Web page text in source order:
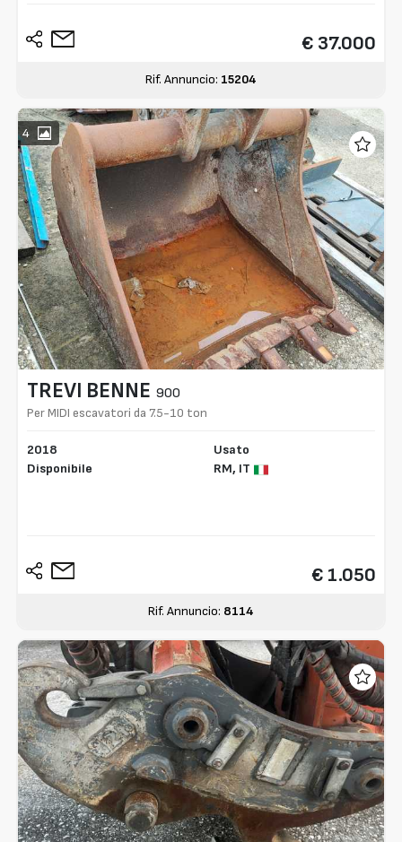
€ 37.000
Rif. Annuncio: 15204
4
TREVI BENNE 900
Per MIDI escavatori da 7.5-10 ton
2018
Disponibile
Usato
RM, IT
€ 1.050
Rif. Annuncio: 8114